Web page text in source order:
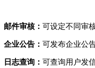
邮件审核： 可设定不同审
企业公告： 可发布企业公
日志查询： 可查询用户发